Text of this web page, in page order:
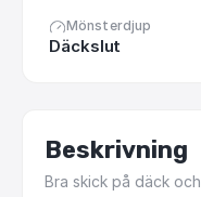
Mönsterdjup
Däckslut
Beskrivning
Bra skick på däck och